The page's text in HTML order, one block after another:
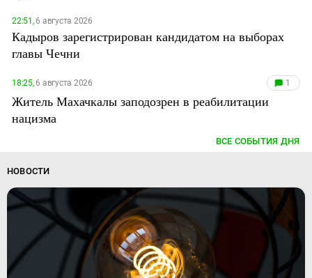
22:51,6 августа 2026
Кадыров зарегистрирован кандидатом на выборах
главы Чечни
18:25,6 августа 2026 1
Житель Махачкалы заподозрен в реабилитации
нацизма
ВСЕ СОБЫТИЯ ДНЯ
НОВОСТИ